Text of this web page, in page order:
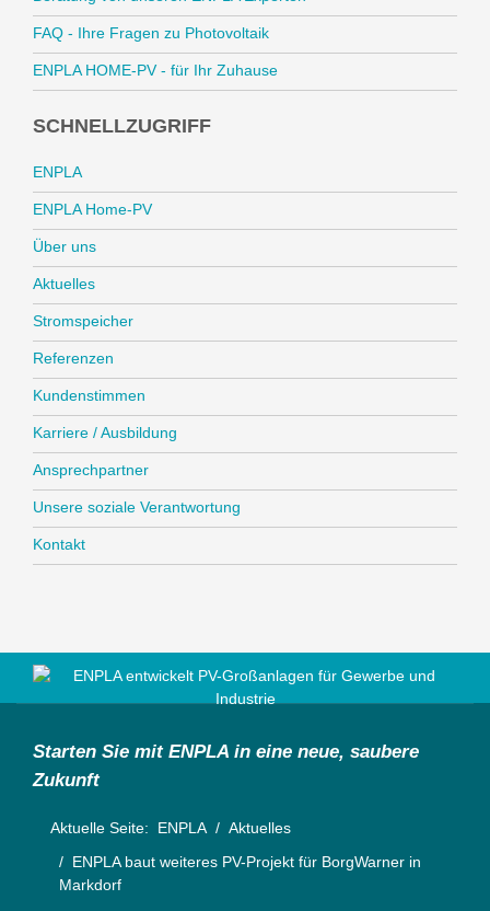
FAQ - Ihre Fragen zu Photovoltaik
ENPLA HOME-PV - für Ihr Zuhause
SCHNELLZUGRIFF
ENPLA
ENPLA Home-PV
Über uns
Aktuelles
Stromspeicher
Referenzen
Kundenstimmen
Karriere / Ausbildung
Ansprechpartner
Unsere soziale Verantwortung
Kontakt
Starten Sie mit ENPLA in eine neue, saubere
Zukunft
Aktuelle Seite: ENPLA
Aktuelles
ENPLA baut weiteres PV-Projekt für BorgWarner in
Markdorf